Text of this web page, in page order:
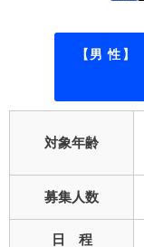
【男 性】
対象年齢
募集人数
日 程